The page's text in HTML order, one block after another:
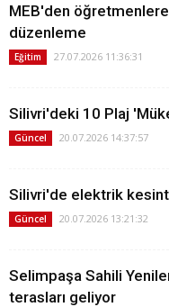
MEB'den
düzenleme
Eğitim 27.07.2026 11:36:31
Silivri'deki 10 Plaj
Güncel 20.07.2026 14:37:57
Silivri'de elektrik
Güncel 20.07.2026 13:21:32
Selimpaşa Sahili
terasları geliyor